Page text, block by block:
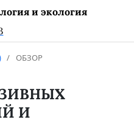
и экология
/ ОБЗОР
И